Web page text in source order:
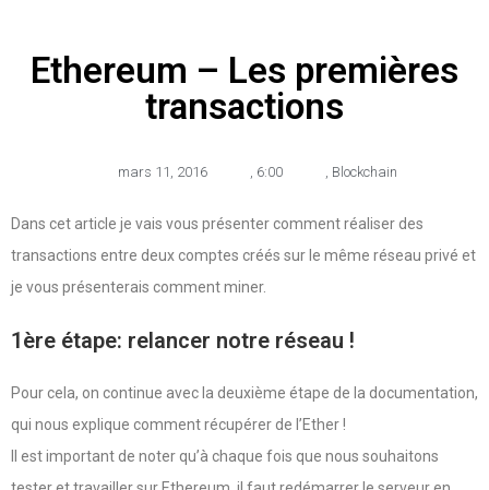
Ethereum – Les premières
transactions
mars 11, 2016 , 6:00 , Blockchain
Dans cet article je vais vous présenter comment réaliser des
transactions entre deux comptes créés sur le même réseau privé et
je vous présenterais comment miner.
1ère étape: relancer notre réseau !
Pour cela, on continue avec la deuxième étape de la documentation,
qui nous explique comment récupérer de l’Ether !
Il est important de noter qu’à chaque fois que nous souhaitons